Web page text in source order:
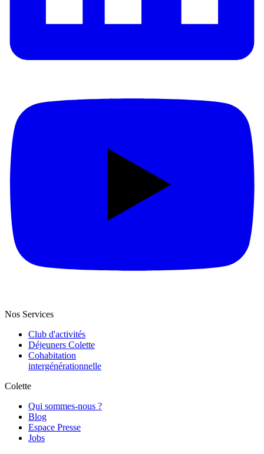
Nos Services
Club d'activités
Déjeuners Colette
Cohabitation
intergénération­nelle
Colette
Qui sommes-nous ?
Blog
Espace Presse
Jobs